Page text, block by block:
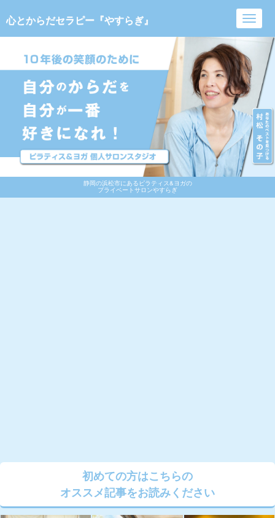
静岡の浜松市にあるピラティス&ヨガの
プライベートサロンやすらぎ
心とからだセラピー『やすらぎ』
初めての方はこちらの
オススメ記事をお読みください